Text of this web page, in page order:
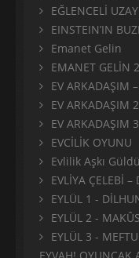
EĞLENCELİ
EINSTEIN’IN
Emanet Gelin
EMANET GELİN 2
EV ARKADAŞIM
EV ARKADAŞIM
EV ARKADAŞIM
EVCİLİK OYUNU
Evlilik Aşkı
EVLİYA ÇELEBİ –
EYLÜL 1 -
EYLÜL 2 - MAKÛS
EYLÜL 3 -